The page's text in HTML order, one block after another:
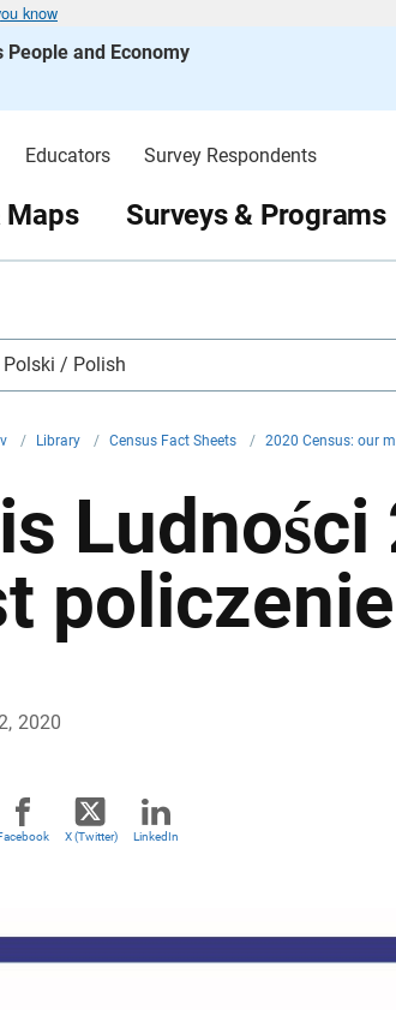
know
and Economy
Educators Survey Respondents
Maps Surveys & Programs
Polski / Polish
/ Library / Census Fact Sheets / 2020 Census: our
2020
X (Twitter) LinkedIn